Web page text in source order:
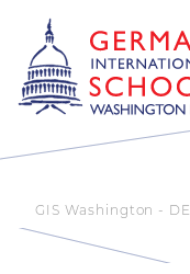
GIS Washington - DE